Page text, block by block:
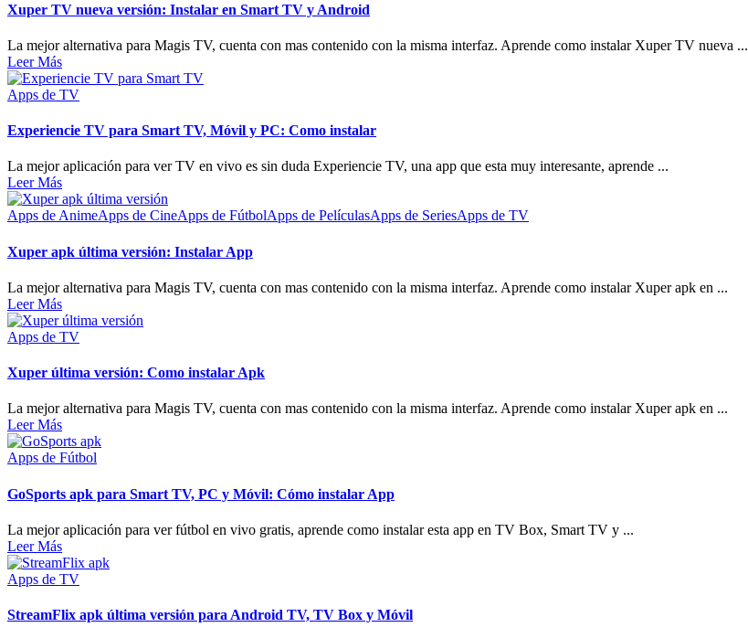
Xuper TV nueva versión: Instalar en Smart TV y Android
La mejor alternativa para Magis TV, cuenta con mas contenido con la misma interfaz. Aprende como instalar Xuper TV nueva ...
Leer Más
Apps de TV
Experiencie TV para Smart TV, Móvil y PC: Como instalar
La mejor aplicación para ver TV en vivo es sin duda Experiencie TV, una app que esta muy interesante, aprende ...
Leer Más
Apps de AnimeApps de CineApps de FútbolApps de PelículasApps de SeriesApps de TV
Xuper apk última versión: Instalar App
La mejor alternativa para Magis TV, cuenta con mas contenido con la misma interfaz. Aprende como instalar Xuper apk en ...
Leer Más
Apps de TV
Xuper última versión: Como instalar Apk
La mejor alternativa para Magis TV, cuenta con mas contenido con la misma interfaz. Aprende como instalar Xuper apk en ...
Leer Más
Apps de Fútbol
GoSports apk para Smart TV, PC y Móvil: Cómo instalar App
La mejor aplicación para ver fútbol en vivo gratis, aprende como instalar esta app en TV Box, Smart TV y ...
Leer Más
Apps de TV
StreamFlix apk última versión para Android TV, TV Box y Móvil